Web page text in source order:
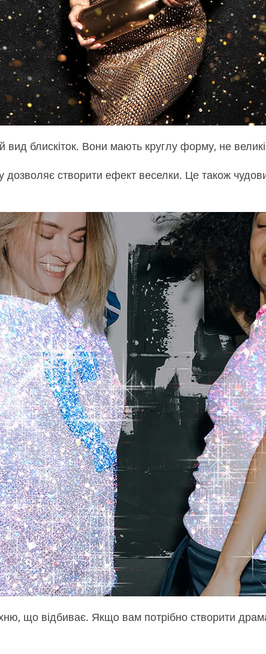
блискіток. Вони мають круглу форму, не
дозволяє створити ефект веселки. Це також
що відбиває. Якщо вам потрібно створити